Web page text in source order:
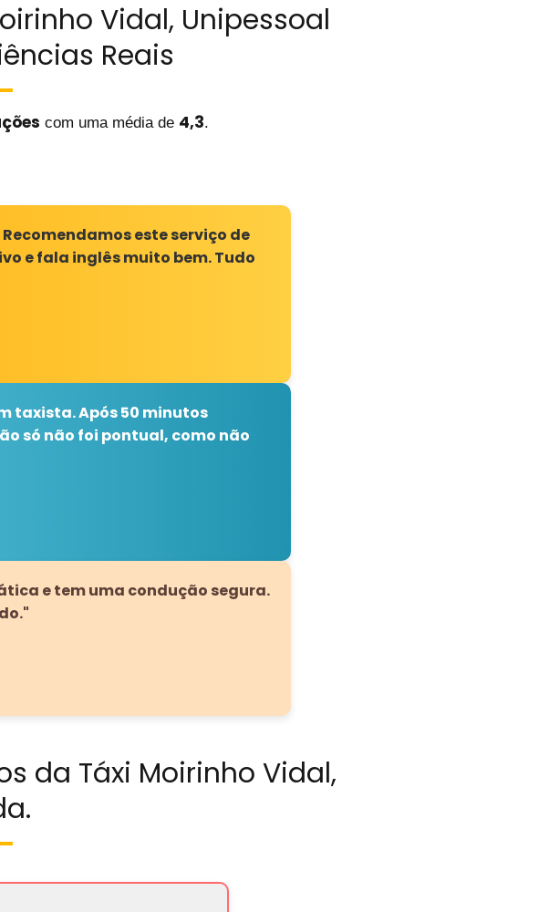
Vidal, Unipessoal
Reais
com uma média de 4,3.
este serviço de
e fala inglês muito bem. Tudo
taxista. Após 50 minutos
só não foi pontual, como não
e tem uma condução segura.
da Táxi Moirinho Vidal,